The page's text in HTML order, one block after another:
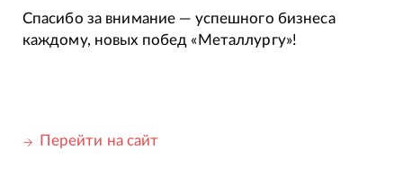
Спасибо за внимание — успешного бизнеса
каждому, новых побед «Металлургу»!
Перейти на сайт